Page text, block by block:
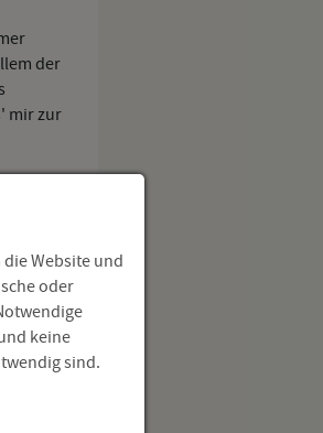
der
mir zur
an
des
keiner
Website und
oder
keine
sind.